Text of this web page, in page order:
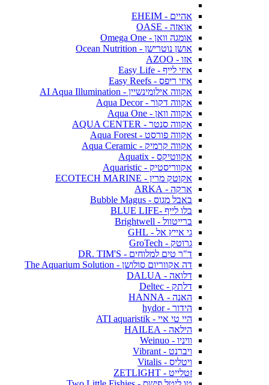
אהיים - EHEIM
אואזה - OASE
אומגה וואן - Omega One
אושן נוטרישן - Ocean Nutrition
אזו - AZOO
איזי לייף - Easy Life
איזי ריפס - Easy Reefs
אקווה אילומינשיין - AI Aqua Illumination
אקווה דקור - Aqua Decor
אקווה וואן - Aqua One
אקווה סנטר - AQUA CENTER
אקווה פורסט - Aqua Forest
אקווה קרמיק - Aqua Ceramic
אקווטיקס - Aquatix
אקווריסטיק - Aquaristic
אקוטק מרין - ECOTECH MARINE
ארקה - ARKA
באבל מגוס - Bubble Magus
בלו לייף -BLUE LIFE
ברייטוול - Brightwell
גי אייץ אל - GHL
גרוטק - GroTech
ד"ר טים למלוחים - DR. TIM'S
דה אקווריום סולושן - The Aquarium Solution
דלואה - DALUA
דלתק - Deltec
האנה - HANNA
הידור - hydor
היי טי איי - ATI aquaristik
הילאה - HAILEA
וויניו - Weinuo
ויברנט - Vibrant
ויטליס - Vitalis
זטלייט - ZETLIGHT